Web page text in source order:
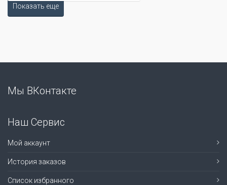
Показать еще
Мы ВКонтакте
Наш Сервис
Мой аккаунт
История заказов
Список избранного